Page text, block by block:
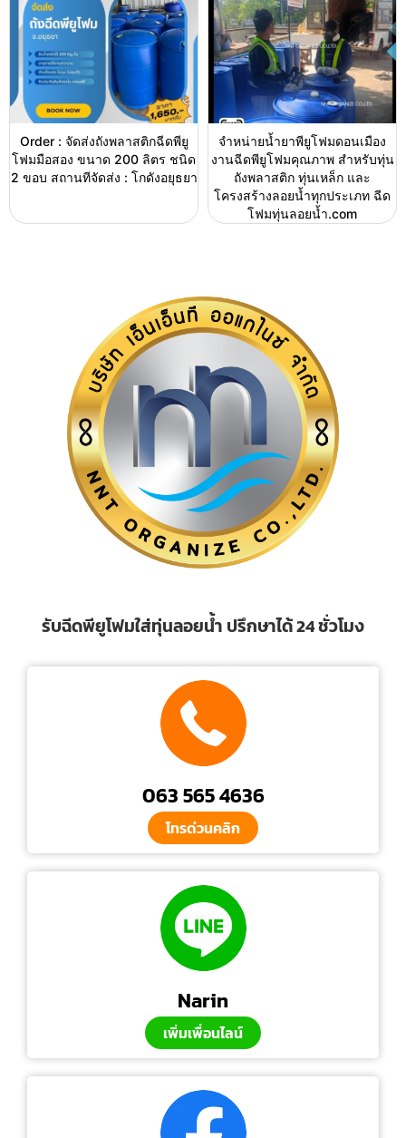
Order : จัดส่งถังพลาสติกฉีดพียู
โฟมมือสอง ขนาด 200 ลิตร ชนิด
2 ขอบ สถานทีจัดส่ง : โกดังอยุธยา
จำหน่ายน้ำยาพียูโฟมดอนเมือง
งานฉีดพียูโฟมคุณภาพ สำหรับทุ่น
ถังพลาสติก ทุ่นเหล็ก และ
โครงสร้างลอยน้ำทุกประเภท ฉีด
โฟมทุ่นลอยน้ำ.com
รับฉีดพียูโฟมใส่ทุ่นลอยน้ำ ปรึกษาได้ 24 ชั่วโมง
063 565 4636
โทรด่วนคลิก
Narin
เพิ่มเพื่อนไลน์